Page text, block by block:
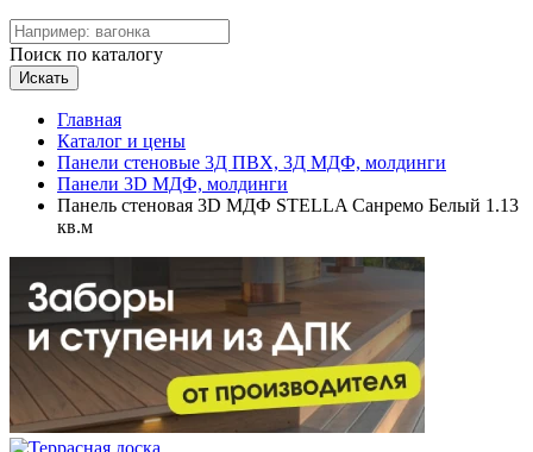
Поиск по каталогу
Искать
Главная
Каталог и цены
Панели стеновые 3Д ПВХ, 3Д МДФ, молдинги
Панели 3D МДФ, молдинги
Панель стеновая 3D МДФ STELLA Санремо Белый 1.13
кв.м